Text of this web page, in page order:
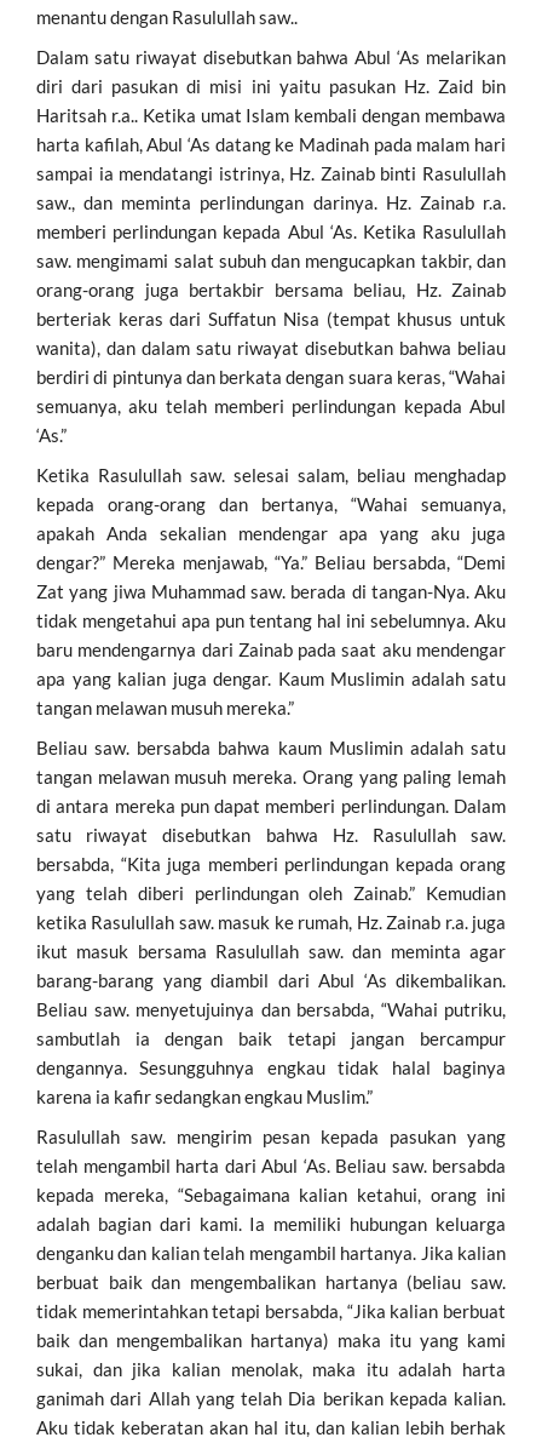
menantu dengan Rasulullah saw..
Dalam satu riwayat disebutkan bahwa Abul ‘As melarikan
diri dari pasukan di misi ini yaitu pasukan Hz. Zaid bin
Haritsah r.a.. Ketika umat Islam kembali dengan membawa
harta kafilah, Abul ‘As datang ke Madinah pada malam hari
sampai ia mendatangi istrinya, Hz. Zainab binti Rasulullah
saw., dan meminta perlindungan darinya. Hz. Zainab r.a.
memberi perlindungan kepada Abul ‘As. Ketika Rasulullah
saw. mengimami salat subuh dan mengucapkan takbir, dan
orang-orang juga bertakbir bersama beliau, Hz. Zainab
berteriak keras dari Suffatun Nisa (tempat khusus untuk
wanita), dan dalam satu riwayat disebutkan bahwa beliau
berdiri di pintunya dan berkata dengan suara keras, “Wahai
semuanya, aku telah memberi perlindungan kepada Abul
‘As.”
Ketika Rasulullah saw. selesai salam, beliau menghadap
kepada orang-orang dan bertanya, “Wahai semuanya,
apakah Anda sekalian mendengar apa yang aku juga
dengar?” Mereka menjawab, “Ya.” Beliau bersabda, “Demi
Zat yang jiwa Muhammad saw. berada di tangan-Nya. Aku
tidak mengetahui apa pun tentang hal ini sebelumnya. Aku
baru mendengarnya dari Zainab pada saat aku mendengar
apa yang kalian juga dengar. Kaum Muslimin adalah satu
tangan melawan musuh mereka.”
Beliau saw. bersabda bahwa kaum Muslimin adalah satu
tangan melawan musuh mereka. Orang yang paling lemah
di antara mereka pun dapat memberi perlindungan. Dalam
satu riwayat disebutkan bahwa Hz. Rasulullah saw.
bersabda, “Kita juga memberi perlindungan kepada orang
yang telah diberi perlindungan oleh Zainab.” Kemudian
ketika Rasulullah saw. masuk ke rumah, Hz. Zainab r.a. juga
ikut masuk bersama Rasulullah saw. dan meminta agar
barang-barang yang diambil dari Abul ‘As dikembalikan.
Beliau saw. menyetujuinya dan bersabda, “Wahai putriku,
sambutlah ia dengan baik tetapi jangan bercampur
dengannya. Sesungguhnya engkau tidak halal baginya
karena ia kafir sedangkan engkau Muslim.”
Rasulullah saw. mengirim pesan kepada pasukan yang
telah mengambil harta dari Abul ‘As. Beliau saw. bersabda
kepada mereka, “Sebagaimana kalian ketahui, orang ini
adalah bagian dari kami. Ia memiliki hubungan keluarga
denganku dan kalian telah mengambil hartanya. Jika kalian
berbuat baik dan mengembalikan hartanya (beliau saw.
tidak memerintahkan tetapi bersabda, “Jika kalian berbuat
baik dan mengembalikan hartanya) maka itu yang kami
sukai, dan jika kalian menolak, maka itu adalah harta
ganimah dari Allah yang telah Dia berikan kepada kalian.
Aku tidak keberatan akan hal itu, dan kalian lebih berhak